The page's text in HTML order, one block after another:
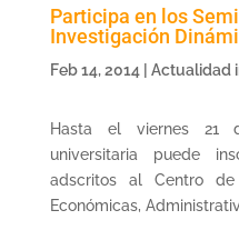
Participa en los
Investigación
Feb 14, 2014 | Actualidad
Hasta el viernes 21
universitaria puede
adscritos al Centro de
Económicas,